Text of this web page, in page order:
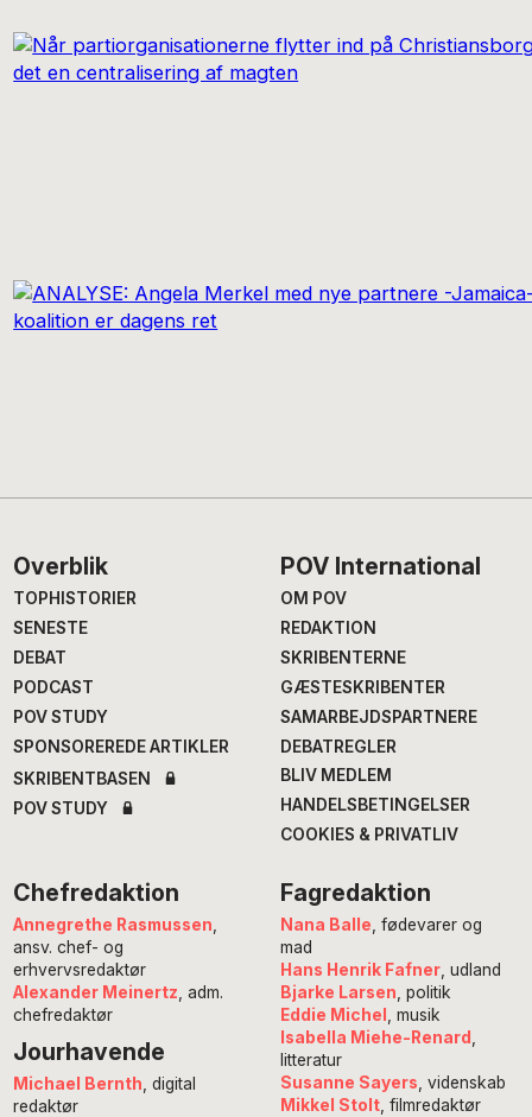
Footer
Overblik
TOPHISTORIER
SENESTE
DEBAT
PODCAST
POV STUDY
SPONSOREREDE ARTIKLER
SKRIBENTBASEN
POV STUDY
POV International
OM POV
REDAKTION
SKRIBENTERNE
GÆSTESKRIBENTER
SAMARBEJDSPARTNERE
DEBATREGLER
BLIV MEDLEM
HANDELSBETINGELSER
COOKIES & PRIVATLIV
Chefredaktion
Annegrethe Rasmussen
ansv. chef- og
erhvervsredaktør
Alexander Meinertz , adm.
chefredaktør
Jourhavende
Michael Bernth , digital
redaktør
Fagredaktion
Nana Balle , fødevarer og
mad
Hans Henrik Fafner, udland
Bjarke Larsen , politik
Eddie Michel
, musik
Isabella Miehe-Renard
litteratur
Susanne Sayers , videnskab
Mikkel Stolt, filmredaktør